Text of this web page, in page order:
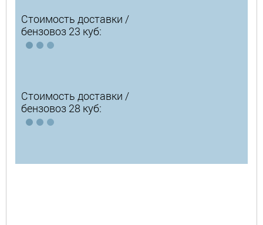
Стоимость доставки /
бензовоз 23 куб:
Стоимость доставки /
бензовоз 28 куб: